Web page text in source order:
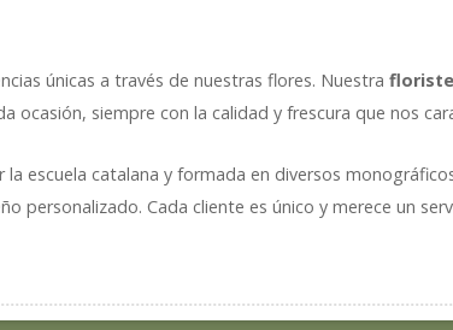
únicas a través de nuestras flores. Nuestra
ocasión, siempre con la calidad y frescura que nos
escuela catalana y formada en diversos
personalizado. Cada cliente es único y merece un